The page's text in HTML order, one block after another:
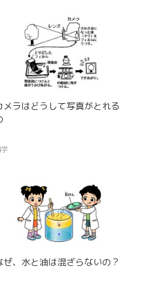
メラはどうして写真がとれる
ぜ、水と油は混ざらないの？